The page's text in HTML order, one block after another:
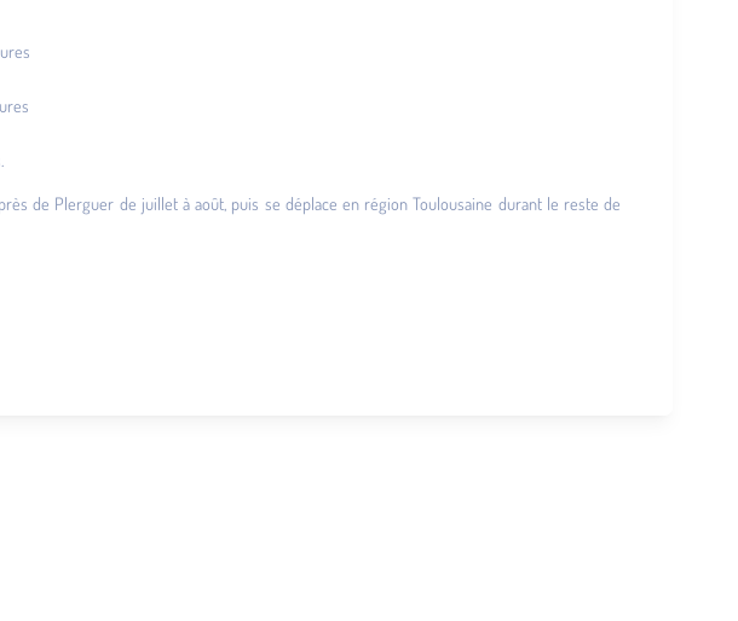
de Plerguer de juillet à août, puis se déplace en région Toulousaine durant le reste de